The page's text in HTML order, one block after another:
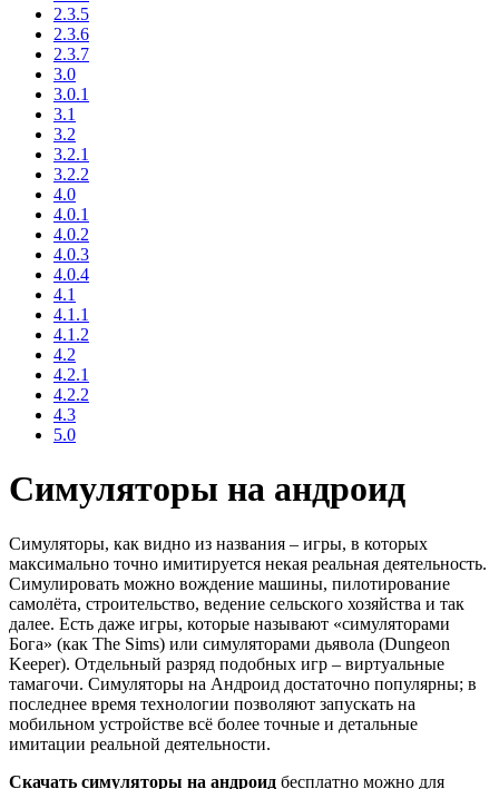
2.3.5
2.3.6
2.3.7
3.0
3.0.1
3.1
3.2
3.2.1
3.2.2
4.0
4.0.1
4.0.2
4.0.3
4.0.4
4.1
4.1.1
4.1.2
4.2
4.2.1
4.2.2
4.3
5.0
Симуляторы на андроид
Симуляторы, как видно из названия – игры, в которых
максимально точно имитируется некая реальная деятельность.
Симулировать можно вождение машины, пилотирование
самолёта, строительство, ведение сельского хозяйства и так
далее. Есть даже игры, которые называют «симуляторами
Бога» (как The Sims) или симуляторами дьявола (Dungeon
Keeper). Отдельный разряд подобных игр – виртуальные
тамагочи. Симуляторы на Андроид достаточно популярны; в
последнее время технологии позволяют запускать на
мобильном устройстве всё более точные и детальные
имитации реальной деятельности.
Скачать симуляторы на андроид бесплатно можно для